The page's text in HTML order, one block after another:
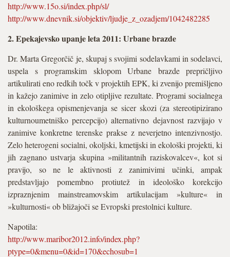
http://www.15o.si/index.php/sl/
http://www.dnevnik.si/objektiv/ljudje_z_ozadjem/1042482285
2. Epekajevsko upanje leta 2011: Urbane brazde
Dr. Marta Gregorčič je, skupaj s svojimi sodelavkami in sodelavci,
uspela s programskim sklopom Urbane brazde prepričljivo
artikulirati eno redkih točk v projektih EPK, ki zvenijo premišljeno
in kažejo zanimive in zelo otipljive rezultate. Programi socialnega
in ekološkega opismenjevanja se sicer skozi (za stereotipizirano
kulturnoumetniško percepcijo) alternativno dejavnost razvijajo v
zanimive konkretne terenske prakse z neverjetno intenzivnostjo.
Zelo heterogeni socialni, okoljski, kmetijski in ekološki projekti, ki
jih zagnano ustvarja skupina »militantnih raziskovalcev«, kot si
pravijo, so ne le aktivnosti z zanimivimi učinki, ampak
predstavljajo pomembno protiutež in ideološko korekcijo
izpraznjenim mainstreamovskim artikulacijam »kulture« in
»kulturnosti« ob bližajoči se Evropski prestolnici kulture.
Napotila:
http://www.maribor2012.info/index.php?
ptype=0&menu=0&id=170&echosub=1